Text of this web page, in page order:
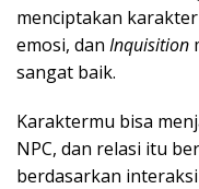
menciptakan
emosi, dan Inquisition
sangat baik.
Karaktermu bisa
NPC, dan relasi itu
berdasarkan